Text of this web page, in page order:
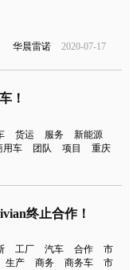
华晨雷诺 2020-07-17
！
货运 服务
新能源
用车 团队 项目
重庆
终止合作！
工厂 汽车 合作
市
生产 商务 商务车
市